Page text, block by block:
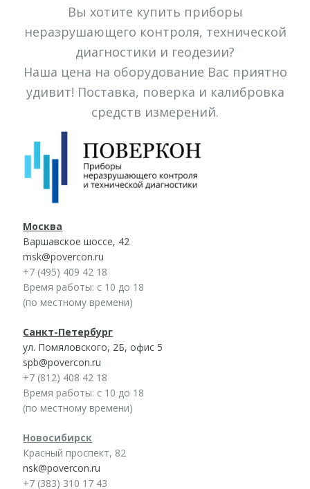
Вы хотите купить приборы
неразрушающего контроля, технической
диагностики и геодезии?
Наша цена на оборудование Вас приятно
удивит! Поставка, поверка и калибровка
средств измерений.
Москва
Варшавское шоссе, 42
msk@povercon.ru
+7 (495) 409 42 18
Время работы: с 10 до 18
(по местному времени)
Санкт-Петербург
ул. Помяловского, 2Б, офис 5
spb@povercon.ru
+7 (812) 408 42 18
Время работы: с 10 до 18
(по местному времени)
Новосибирск
Красный проспект, 82
nsk@povercon.ru
+7 (383) 310 17 43